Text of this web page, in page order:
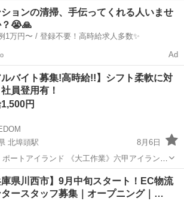
ョンの清掃、手伝ってくれる人いませ
？😭🙏
日給例1万円〜 / 登録不要！高時給求人多数✨
Ad
ルバイト募集!高時給!!】シフト柔軟に対
員登用有！
円
北埠頭駅
8月6日
ポートアイランド 《大工作業》六甲アイランド
新港町 ※各作業→外国の方、高校生不可。60
埠頭駅 倉庫
庫県川西市】9月中旬スタート！EC物流
タースタッフ募集｜オープニング｜…